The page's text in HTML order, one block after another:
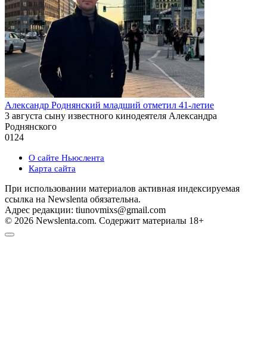
Александр Роднянский младший отметил 41-летие
3 августа сыну известного кинодеятеля Александра
Роднянского
0124
О сайте Ньюслента
Карта сайта
При использовании материалов активная индексируемая
ссылка на Newslenta обязательна.
Адрес редакции: tiunovmixs@gmail.com
© 2026 Newslenta.com. Содержит материалы 18+